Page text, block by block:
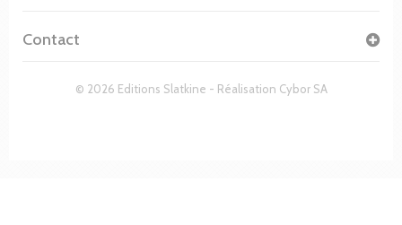
© 2026 Editions Slatkine - Réalisation Cybor SA
Contact